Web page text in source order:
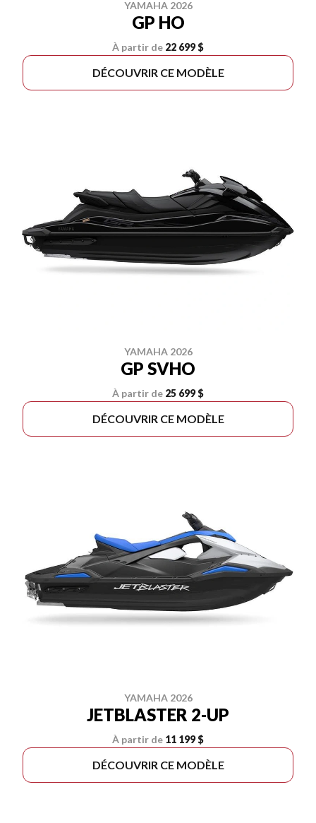
YAMAHA 2026
GP HO
À partir de 22 699 $
DÉCOUVRIR CE MODÈLE
YAMAHA 2026
GP SVHO
À partir de 25 699 $
DÉCOUVRIR CE MODÈLE
YAMAHA 2026
JETBLASTER 2-UP
À partir de 11 199 $
DÉCOUVRIR CE MODÈLE